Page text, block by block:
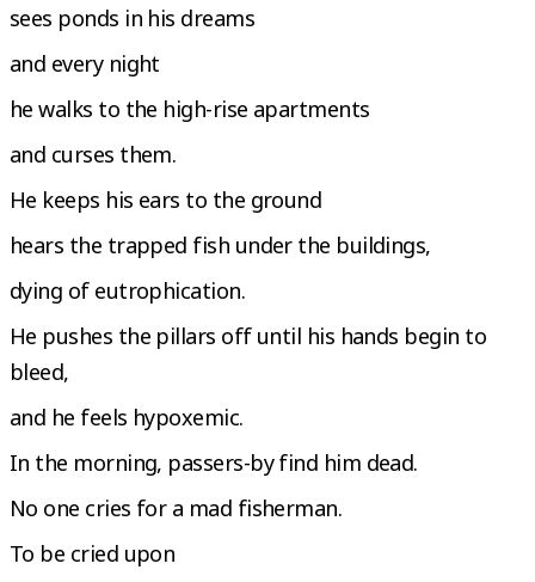
sees ponds in his dreams
and every night
he walks to the high-rise apartments
and curses them.
He keeps his ears to the ground
hears the trapped fish under the buildings,
dying of eutrophication.
He pushes the pillars off until his hands begin to
bleed,
and he feels hypoxemic.
In the morning, passers-by find him dead.
No one cries for a mad fisherman.
To be cried upon